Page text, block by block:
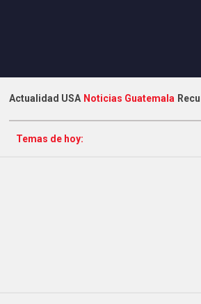
Actualidad USA Noticias Guatemala
Temas de hoy: